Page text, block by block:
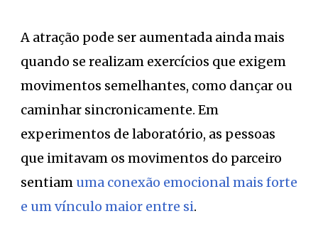
A atração pode ser aumentada ainda mais
quando se realizam exercícios que exigem
movimentos semelhantes, como dançar ou
caminhar sincronicamente. Em
experimentos de laboratório, as pessoas
que imitavam os movimentos do parceiro
sentiam uma conexão emocional mais forte
e um vínculo maior entre si.